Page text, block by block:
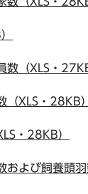
（XLS・
XLS・28KB）
・28KB）
よび飼養頭